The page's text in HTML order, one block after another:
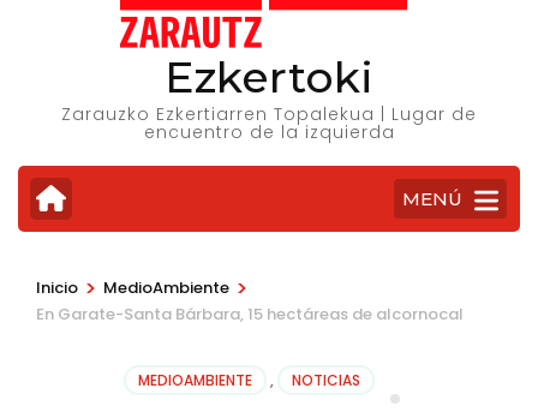
Ezkertoki
Zarauzko Ezkertiarren Topalekua | Lugar de
encuentro de la izquierda
MENÚ
Inicio > MedioAmbiente >
En Garate-Santa Bárbara, 15 hectáreas de alcornocal
MEDIOAMBIENTE , NOTICIAS